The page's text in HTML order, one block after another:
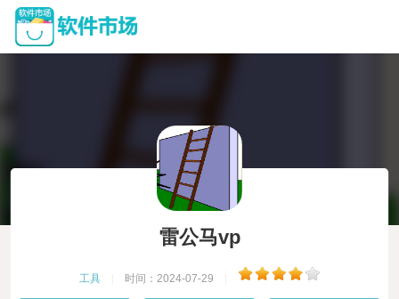
雷公马vp
工具 时间：2024-07-29